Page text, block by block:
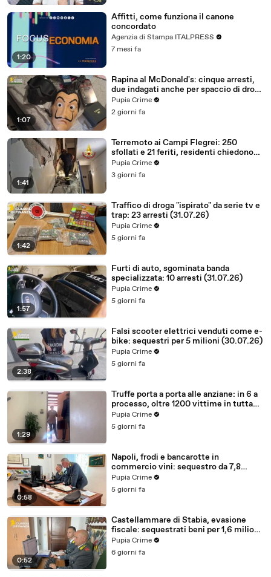
1:20
Affitti, come funziona il canone
concordato
Agenzia di Stampa ITALPRESS
7 mesi fa
1:07
Rapina al McDonald's: cinque arresti,
due indagati anche per spaccio di droga
(03.08.26)
Pupia Crime
2 giorni fa
1:41
Terremoto ai Campi Flegrei: 250
sfollati e 21 feriti, residenti chiedono
certezze sul futuro (01.08.26)
Pupia Crime
3 giorni fa
1:42
Traffico di droga "ispirato" da serie tv e
trap: 23 arresti (31.07.26)
Pupia Crime
5 giorni fa
1:57
Furti di auto, sgominata banda
specializzata: 10 arresti (31.07.26)
Pupia Crime
5 giorni fa
2:38
Falsi scooter elettrici venduti come e-
bike: sequestri per 5 milioni (30.07.26)
Pupia Crime
5 giorni fa
1:29
Truffe porta a porta alle anziane: in 6 a
processo, oltre 1200 vittime in tutta
Italia (30.07.26)
Pupia Crime
5 giorni fa
0:58
Napoli, frodi e bancarotte in
commercio vini: sequestro da 7,8
milioni (30.07.26)
Pupia Crime
5 giorni fa
0:52
Castellammare di Stabia, evasione
fiscale: sequestrati beni per 1,6 milioni
ad un consorzio navale (29.07.26)
Pupia Crime
6 giorni fa